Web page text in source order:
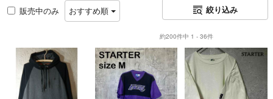
販売中のみ おすすめ順 絞り込み
約200件中 1 - 36件